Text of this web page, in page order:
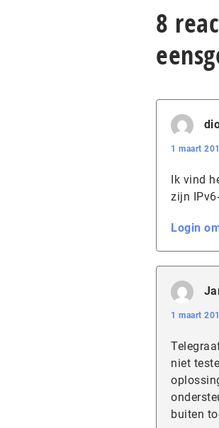
8
1 maart
Ik vind
zijn
Login
1 maart
niet
buiten